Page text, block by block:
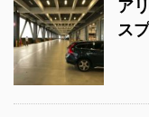
ア
ス